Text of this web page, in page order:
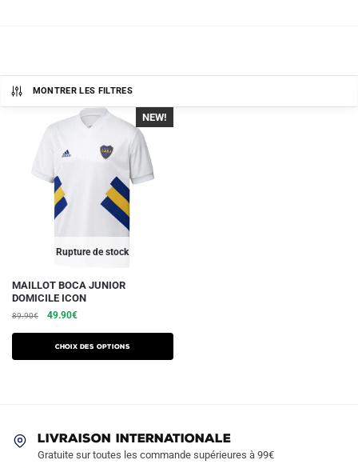
MONTRER LES FILTRES
Rupture de stock
NEW!
MAILLOT BOCA JUNIOR
DOMICILE ICON
89.90€
Le
initial
était :
49.90€Le
actuel
est :
Choix des options
Ce
produit
a
plusieurs
variations.
être
choisies
LIVRAISON INTERNATIONALE
Gratuite sur toutes les commande supérieures à 99€